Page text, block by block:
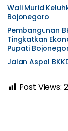
Wali Murid
Bojonegoro
Pembangunan
Tingkatkan Ekonomi: Terimakasih Pada
Pupati
Jalan Aspal
Post Views: